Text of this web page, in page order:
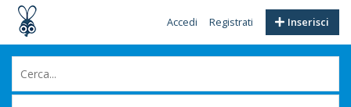
Inserisci
Accedi Registrati